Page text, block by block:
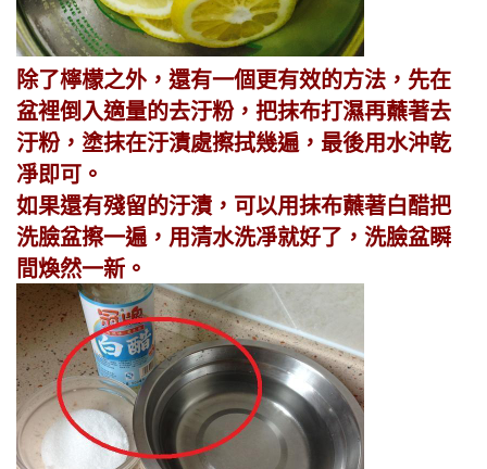
除了檸檬之外，還有一個更有效的方法，先在
盆裡倒入適量的去汙粉，把抹布打濕再蘸著去
汙粉，塗抹在汙漬處擦拭幾遍，最後用水沖乾
凈即可。
如果還有殘留的汙漬，可以用抹布蘸著白醋把
洗臉盆擦一遍，用清水洗凈就好了，洗臉盆瞬
間煥然一新。